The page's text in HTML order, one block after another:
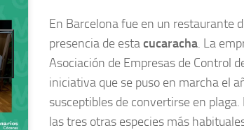
En Barcelona fue en un restaurante
presencia de estacucaracha. La
Asociación de Empresas de Control
iniciativa que se puso en marcha el
susceptibles de convertirse en
las tres otras especies más